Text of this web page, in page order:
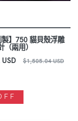
製】750 貓貝殼浮雕
兩用）
$1,505.04 USD